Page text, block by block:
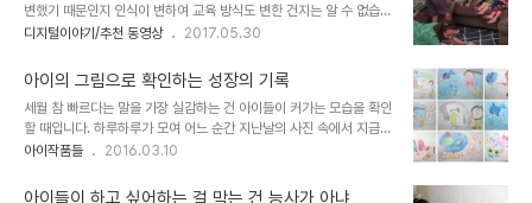
변했기 때문인지 인식이 변하여 교육 방식도 변한 건지는 알 수 없습니
다만... 아이들 교육과 관련한 동영상을 보고 다시금 그런 생각이 들었
대한 판단을 체득한 아이들이라면 미래 세상은 더욱 좋아지지 않을까?
라고 말이죠. 얼마 전 추천 동영상으로 소개했던 "장난꾸러기들을 위
한 최고의 수업"이라는 영상과도 연결되는 좋은 교육의 표본으로 참고
할만하다고 생각됩니다. 서두는 이 정도로 하고 먼저 아래 동영상을 보
셔야 할 것 같습니다. 대체 아래 동영상이 말해주는 건 무엇을 의미하
엇이 느껴지시나요?대체..
디지털이야기/추천 동영상 2017.05.30
아이의 그림으로 확인하는 성장의 기록
세월 참 빠르다는 말을 가장 실감하는 건 아이들이 커가는 모습을 확인
할 때입니다. 하루하루가 모여 어느 순간 지난날의 사진 속에서 지금과
다른 아이들의 모습을 볼 때면 어느새 이렇게 컸나 놀라기도 합니다.
주제는 아니더라도 시간의 흐름 속에서 기억될 만한 -기억하고자 하
아이작품들 2016.03.10
아이들이 하고 싶어하는 걸 막는 건 능사가 아냐